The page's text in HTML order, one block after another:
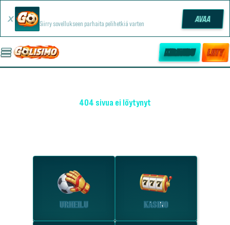
Siirry sovellukseen parhaita pelihetkiä varten AVAA
KIRJAUDU LIITY
404 sivua ei löytynyt
URHEILU KASINO